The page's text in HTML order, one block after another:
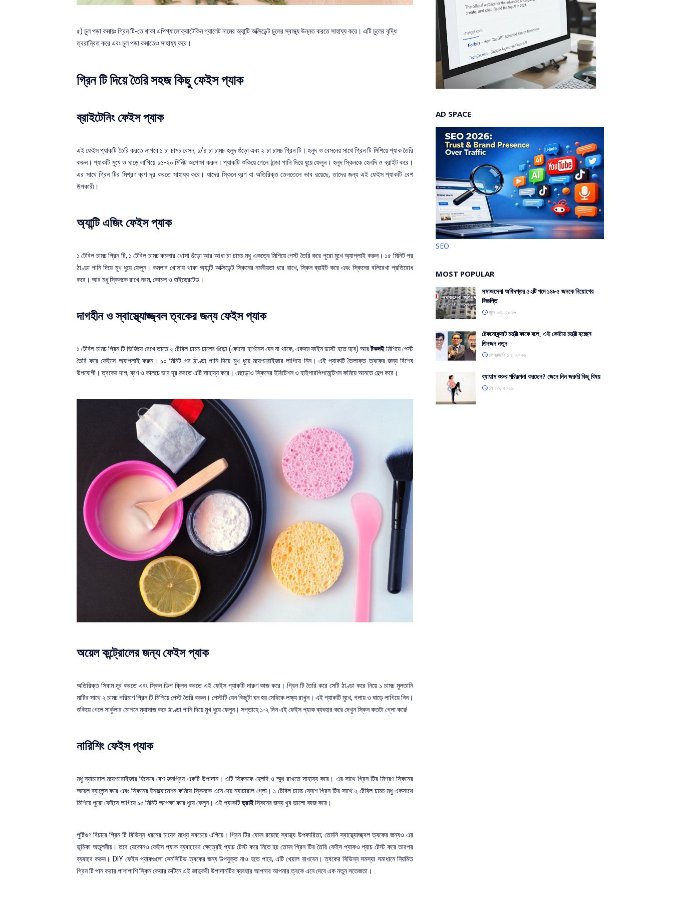
৫) চুল পড়া কমায়ঃ গ্রিন টি-তে থাকা এপিগ্যালোক্যাটেকিন গ্যালেট নামের অ্যান্টি অক্সিডেন্ট চুলের স্বাস্থ্য উন্নত করতে সাহায্য করে। এটি চুলের বৃদ্ধি
ত্বরান্বিত করে এবং চুল পড়া কমাতেও সাহায্য করে।
গ্রিন টি দিয়ে তৈরি সহজ কিছু ফেইস প্যাক
ব্রাইটেনিং ফেইস প্যাক
এই ফেইস প্যাকটি তৈরি করতে লাগবে ১ চা চামচ বেসন, ১/৪ চা চামচ হলুদ গুঁড়ো এবং ২ চা চামচ গ্রিন টি। হলুদ ও বেসনের সাথে গ্রিন টি মিশিয়ে প্যাক তৈরি
করুন। প্যাকটি মুখে ও ঘাড়ে লাগিয়ে ১৫-২০ মিনিট অপেক্ষা করুন। প্যাকটি শুকিয়ে গেলে ঠান্ডা পানি দিয়ে ধুয়ে ফেলুন। হলুদ স্কিনকে হেলদি ও ব্রাইট করে।
এর সাথে গ্রিন টির মিশ্রণ ব্রণ দূর করতে সাহায্য করে। যাদের স্কিনে ব্রণ বা অতিরিক্ত তেলতেলে ভাব রয়েছে, তাদের জন্য এই ফেইস প্যাকটি বেশ
উপকারী।
অ্যান্টি এজিং ফেইস প্যাক
১ টেবিল চামচ গ্রিন টি, ১ টেবিল চামচ কমলার খোসা গুঁড়ো আর আধা চা চামচ মধু একত্রে মিশিয়ে পেস্ট তৈরি করে পুরো মুখে অ্যাপ্লাই করুন। ১৫ মিনিট পর
ঠাণ্ডা পানি দিয়ে মুখ ধুয়ে ফেলুন। কমলার খোসায় থাকা অ্যান্টি অক্সিডেন্ট স্কিনের নমনীয়তা ধরে রাখে, স্কিন ব্রাইট করে এবং স্কিনের বলিরেখা প্রতিরোধ
করে। আর মধু স্কিনকে রাখে নরম, কোমল ও হাইড্রেটেড।
দাগহীন ও স্বাস্থ্যোজ্জ্বল ত্বকের জন্য ফেইস প্যাক
১ টেবিল চামচ গ্রিন টি ভিজিয়ে রেখে তাতে ২ টেবিল চামচ চালের গুঁড়ো (কোনো হার্শনেস যেন না থাকে, একদম ফাইন ডাস্ট হতে হবে) আরটকদইমিশিয়ে পেস্ট
তৈরি করে ফেইসে অ্যাপ্লাই করুন। ১০ মিনিট পর ঠাণ্ডা পানি দিয়ে মুখ ধুয়ে ময়েশ্চারাইজার লাগিয়ে নিন। এই প্যাকটি তৈলাক্ত ত্বকের জন্য বিশেষ
উপযোগী। ত্বকের দাগ, ব্রণ ও কালচে ভাব দূর করতে এটি সাহায্য করে। এছাড়াও স্কিনের ইরিটেশন ও হাইপারপিগমেন্টেশন কমিয়ে আনতে হেল্প করে।
অয়েল কন্ট্রোলের জন্য ফেইস প্যাক
অতিরিক্ত সিবাম দূর করতে এবং স্কিন ডিপ ক্লিন করতে এই ফেইস প্যাকটি দারুণ কাজ করে। গ্রিন টি তৈরি করে সেটি ঠাণ্ডা করে নিয়ে ১ চামচ মুলতানি
মাটির সাথে ২ চামচ পরিমাণ গ্রিন টি মিশিয়ে পেস্ট তৈরি করুন। পেস্টটি যেন কিছুটা ঘন হয় সেদিকে লক্ষ্য রাখুন। এই প্যাকটি মুখে, গলায় ও ঘাড়ে লাগিয়ে নিন।
শুকিয়ে গেলে সার্কুলার মোশনে ম্যাসাজ করে ঠাণ্ডা পানি দিয়ে মুখ ধুয়ে ফেলুন। সপ্তাহে ১-২ দিন এই ফেইস প্যাক ব্যবহার করে দেখুন স্কিন কতটা গ্লো করে!
নারিশিং ফেইস প্যাক
মধু ন্যাচারাল ময়েশ্চারাইজার হিসেবে বেশ জনপ্রিয় একটি উপাদান। এটি স্কিনকে হেলদি ও স্মুথ রাখতে সাহায্য করে। এর সাথে গ্রিন টির মিশ্রণ স্কিনের
অয়েল ব্যালেন্স করে এবং স্কিনের ইনফ্ল্যামেশন কমিয়ে স্কিনকে এনে দেয় ন্যাচারাল গ্লো। ১ টেবিল চামচ ফ্রেশ গ্রিন টির সাথে ২ টেবিল চামচ মধু একসাথে
মিশিয়ে পুরো ফেইসে লাগিয়ে ১৫ মিনিট অপেক্ষা করে ধুয়ে ফেলুন। এই প্যাকটিড্রাইস্কিনের জন্য খুব ভালো কাজ করে।
পুষ্টিগুণ বিচারে গ্রিন টি বিভিন্ন ধরনের চায়ের মধ্যে সবচেয়ে এগিয়ে। গ্রিন টির যেমন রয়েছে স্বাস্থ্য উপকারিতা; তেমনি স্বাস্থ্যোজ্জ্বল ত্বকের জন্যও এর
ভূমিকা অতুলনীয়। তবে যেকোনও ফেইস প্যাক ব্যবহারের ক্ষেত্রেই প্যাচ টেস্ট করে নিতে হয় তেমন গ্রিন টির তৈরি ফেইস প্যাকও প্যাচ টেস্ট করে তারপর
ব্যবহার করুন। DIY ফেইস প্যাকগুলো সেনসিটিভ ত্বকের জন্য উপযুক্ত নাও হতে পারে, এটি খেয়াল রাখবেন। ত্বকের বিভিন্ন সমস্যা সমাধানে নিয়মিত
গ্রিন টি পান করার পাশাপাশি স্কিন কেয়ার রুটিনে এই জাদুকরী উপাদানটির ব্যবহার আপনার আপনার ত্বকে এনে দেবে এক নতুন সতেজতা।
AD SPACE
SEO
MOST POPULAR
সমাজসেবা অধিদপ্তর ৫২টি পদে ১৪৮৫ জনকে নিয়োগের
বিজ্ঞপ্তি
জুন ০৩, ২০২৬
টেকনোক্র্যাট মন্ত্রী কাকে বলে, এই কোটায় মন্ত্রী হচ্ছেন
তিনজন নতুন
ফেব্রুয়ারি ১৭, ২০২৬
ব্যায়াম শুরুর পরিকল্পনা করছেন? জেনে নিন জরুরি কিছু বিষয়
মে ১৩, ২০২৬